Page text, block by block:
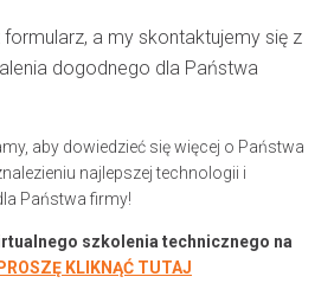
formularz, a my skontaktujemy się z
dogodnego dla Państwa
aby dowiedzieć się więcej o Państwa
najlepszej technologii i
Państwa firmy!
szkolenia technicznego na
PROSZĘ KLIKNĄĆ TUTAJ